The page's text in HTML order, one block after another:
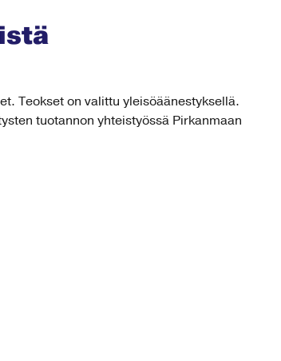
Teokset on valittu yleisöäänestyksellä.
tuotannon yhteistyössä Pirkanmaan